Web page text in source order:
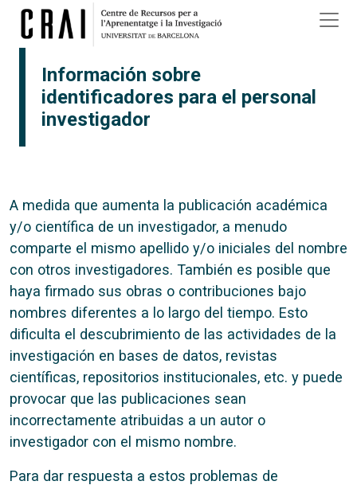
Pasar al contenido principal
Información sobre
identificadores para el personal
investigador
A medida que aumenta la publicación académica
y/o científica de un investigador, a menudo
comparte el mismo apellido y/o iniciales del nombre
con otros investigadores. También es posible que
haya firmado sus obras o contribuciones bajo
nombres diferentes a lo largo del tiempo. Esto
dificulta el descubrimiento de las actividades de la
investigación en bases de datos, revistas
científicas, repositorios institucionales, etc. y puede
provocar que las publicaciones sean
incorrectamente atribuidas a un autor o
investigador con el mismo nombre.
Para dar respuesta a estos problemas de